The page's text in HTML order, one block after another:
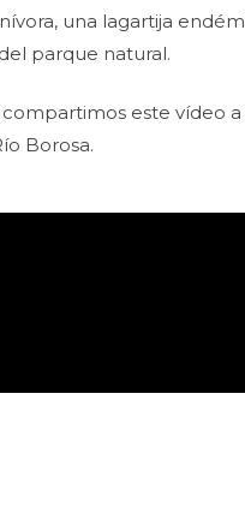
una lagartija
parque natural.
este vídeo
Borosa.